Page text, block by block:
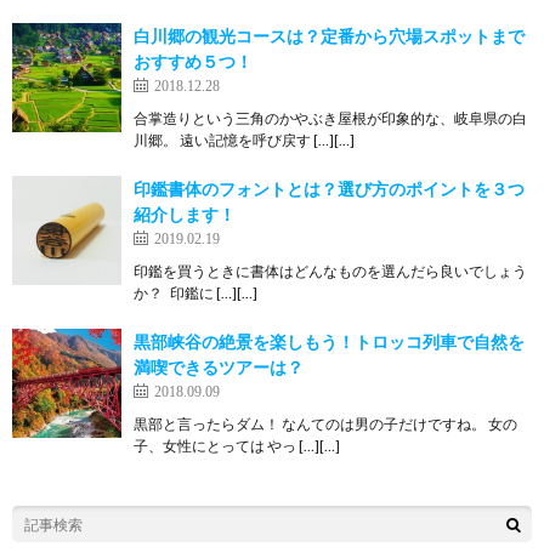
白川郷の観光コースは？定番から穴場スポットまで
おすすめ５つ！
2018.12.28
合掌造りという三角のかやぶき屋根が印象的な、岐阜県の白
川郷。 遠い記憶を呼び戻す […][…]
印鑑書体のフォントとは？選び方のポイントを３つ
紹介します！
2019.02.19
印鑑を買うときに書体はどんなものを選んだら良いでしょう
か？ 印鑑に […][…]
黒部峡谷の絶景を楽しもう！トロッコ列車で自然を
満喫できるツアーは？
2018.09.09
黒部と言ったらダム！ なんてのは男の子だけですね。 女の
子、女性にとっては やっ […][…]